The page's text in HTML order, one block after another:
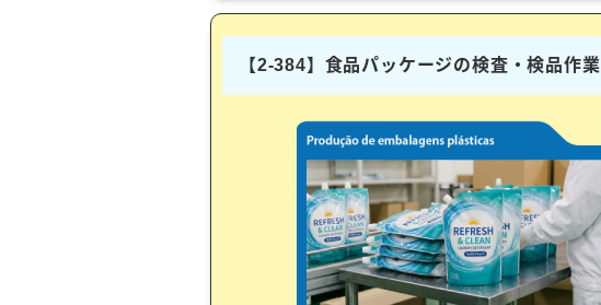
【2-384】食品パッケージの検査・検品作業